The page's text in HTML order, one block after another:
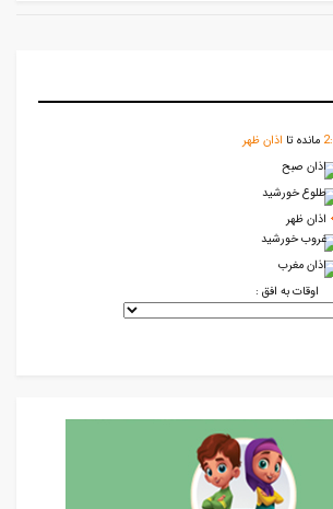
2: مانده تا اذان ظهر
اذان صبح
طلوع خورشید
اذان ظهر
غروب خورشید
اذان مغرب
اوقات به افق :